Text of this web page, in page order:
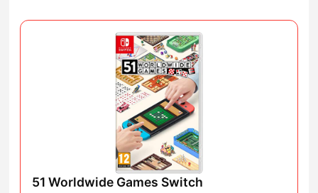
51 Worldwide Games Switch